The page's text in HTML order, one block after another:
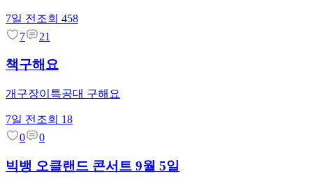
7일 전 조회 458
7
21
책구해요
개구장이특공대 구해요
7일 전 조회 18
0
0
빅뱅 오클랜드 콘서트 9월 5일